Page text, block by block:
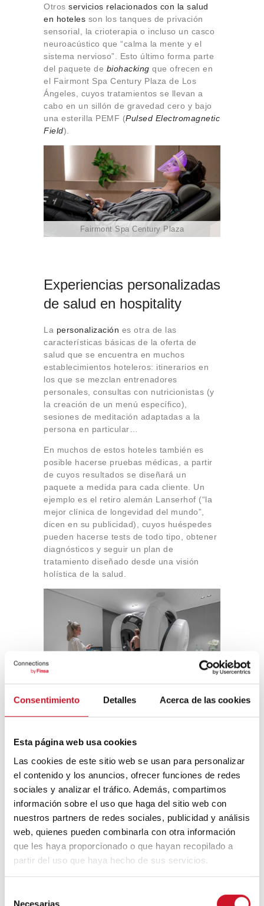
Consentimiento Detalles Acerca de las cookies
Esta página web usa cookies
Las cookies de este sitio web se usan para personalizar
el contenido y los anuncios, ofrecer funciones de redes
sociales y analizar el tráfico. Además, compartimos
información sobre el uso que haga del sitio web con
nuestros partners de redes sociales, publicidad y análisis
web, quienes pueden combinarla con otra información
que les haya proporcionado o que hayan recopilado a
partir del uso que haya hecho de sus servicios.
Necesarias
Otros servicios relacionados con la salud
en hoteles son los tanques de privación
sensorial, la crioterapia o incluso un casco
neuroacústico que “calma la mente y el
sistema nervioso”. Esto último forma parte
del paquete de biohacking que ofrecen en
el Fairmont Spa Century Plaza de Los
Ángeles, cuyos tratamientos se llevan a
cabo en un sillón de gravedad cero y bajo
una esterilla PEMF (Pulsed Electromagnetic
Field).
Fairmont Spa Century Plaza
Experiencias personalizadas
de salud en hospitality
La personalización es otra de las
características básicas de la oferta de
salud que se encuentra en muchos
establecimientos hoteleros: itinerarios en
los que se mezclan entrenadores
personales, consultas con nutricionistas (y
la creación de un menú específico),
sesiones de meditación adaptadas a la
persona en particular…
En muchos de estos hoteles también es
posible hacerse pruebas médicas, a partir
de cuyos resultados se diseñará un
paquete a medida para cada cliente. Un
ejemplo es el retiro alemán Lanserhof (“la
mejor clínica de longevidad del mundo”,
dicen en su publicidad), cuyos huéspedes
pueden hacerse tests de todo tipo, obtener
diagnósticos y seguir un plan de
tratamiento diseñado desde una visión
holística de la salud.
Navegación
de
entradas
article
#Viernesdeinspira
ción | Texturas |
Fado
Next
article
NEXT ARTICLE
Hoteles
experienciales
para desconectar
del mundo
Related Posts